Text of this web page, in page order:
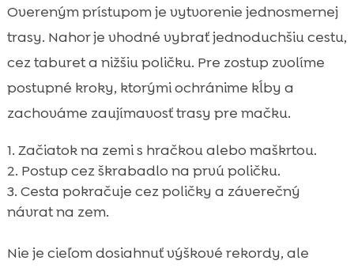
Overeným prístupom je vytvorenie jednosmernej
trasy. Nahor je vhodné vybrať jednoduchšiu cestu,
cez taburet a nižšiu poličku. Pre zostup zvolíme
postupné kroky, ktorými ochránime kĺby a
zachováme zaujímavosť trasy pre mačku.
Začiatok na zemi s hračkou alebo maškrtou.
Postup cez škrabadlo na prvú poličku.
Cesta pokračuje cez poličky a záverečný
návrat na zem.
Nie je cieľom dosiahnuť výškové rekordy, ale